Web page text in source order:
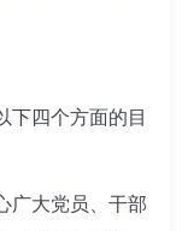
四个方面的目
大党员、干部